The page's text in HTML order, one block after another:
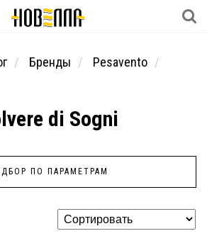
Бренды
Pesavento
di Sogni
ПО ПАРАМЕТРАМ